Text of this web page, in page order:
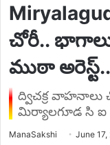
చోరీ..
ముఠా
ద్విచక్ర వాహనాలు
మిర్యాలగూడ సి ఐ
ManaSakshi Send June 17,